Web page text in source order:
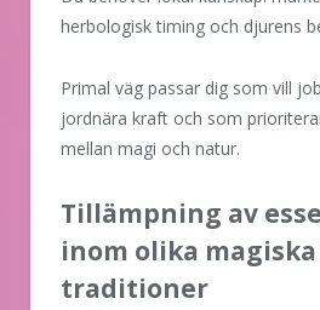
herbologisk timing och djurens
Primal väg passar dig som vill
jordnära kraft och som
mellan magi och natur.
Tillämpning av
inom olika magiska
traditioner